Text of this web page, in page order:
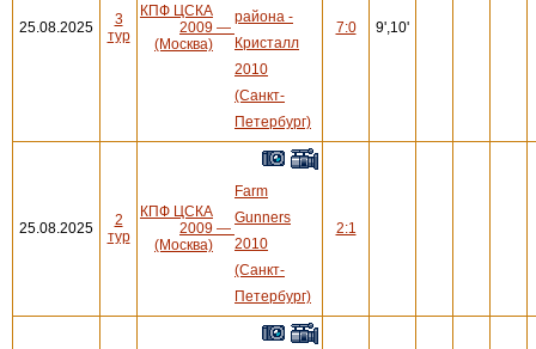
25.08.2025
3
тур
КПФ ЦСКА
2009
(Москва)
—
района -
Кристалл
2010
(Санкт-
Петербург)
7:0 9',10'
25.08.2025
2
тур
КПФ ЦСКА
2009
(Москва)
—
Farm
Gunners
2010
(Санкт-
Петербург)
2:1